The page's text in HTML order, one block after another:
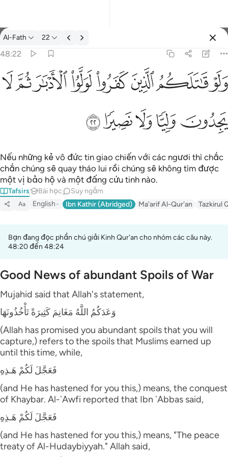
Tafsir: Al-Fath 48:22
Al-Fath 22
48:22
ولو قاتلكم الذين كفروا لولوا الادبار ثم لا يجدون وليا ولا نصيرا ٢٢
ٱلَّذِينَ كَفَرُوا۟ لَوَلَّوُا۟ ٱلْأَدْبَـٰرَ ثُمَّ لَا يَجِدُونَ وَلِيًّۭا وَلَا نَصِيرًۭا ٢٢ﲿﳀﳁﳂﳃﳄﳅﳆ
ﳇﳈﳉﳊﳋ
Nếu những kẻ vô đức tin giao chiến với các ngươi thì chắc
chắn chúng sẽ quay tháo lui rồi chúng sẽ không tìm được
một vị bảo hộ và một đấng cứu tinh nào.
Tafsirs Bài học Suy ngẫm
Aa English Ibn Kathir (Abridged) Ma'arif Al-Qur'an Tazkirul
Bạn đang đọc phần chú giải Kinh Qur'an cho nhóm các câu này.
48:20 đến 48:24
Good News of abundant Spoils of War
Mujahid said that Allah's statement,
وَعَدَكُمُ اللَّهُ مَغَانِمَ كَثِيرَةً تَأْخُذُونَهَا
(Allah has promised you abundant spoils that you will
capture,) refers to the spoils that Muslims earned up
until this time, while,
فَعَجَّلَ لَكُمْ هَـذِهِ
(and He has hastened for you this,) means, the conquest
of Khaybar. Al-`Awfi reported that Ibn `Abbas said,
فَعَجَّلَ لَكُمْ هَـذِهِ
(and He has hastened for you this,) means, "The peace
treaty of Al-Hudaybiyyah." Allah said,